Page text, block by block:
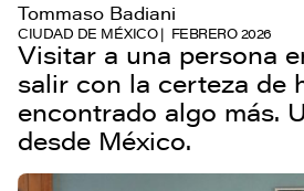
Tommaso Badiani
CIUDAD DE MÉXICO FEBRERO 2026
Visitar a una persona
salir con la certeza de
encontrado algo más.
desde México.